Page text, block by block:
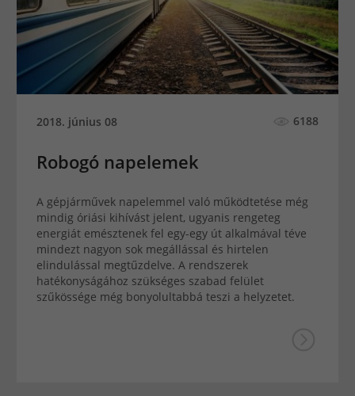
2018. június 08 6188
Robogó napelemek
A gépjárművek napelemmel való működtetése még
mindig óriási kihívást jelent, ugyanis rengeteg
energiát emésztenek fel egy-egy út alkalmával téve
mindezt nagyon sok megállással és hirtelen
elindulással megtűzdelve. A rendszerek
hatékonyságához szükséges szabad felület
szűkössége még bonyolultabbá teszi a helyzetet.